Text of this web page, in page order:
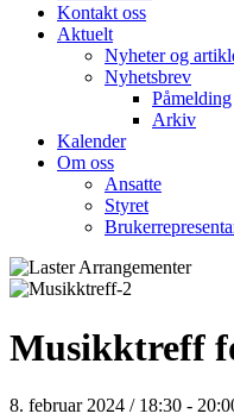
Kontakt oss
Aktuelt
Nyheter og
Nyhetsbrev
Påmelding
Arkiv
Kalender
Om oss
Ansatte
Styret
Musikktreff
8. februar 2024 / 18:30 -